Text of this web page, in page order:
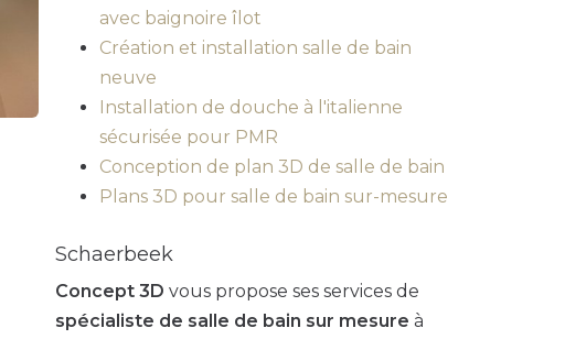
avec baignoire îlot
Création et installation salle de bain
neuve
Installation de douche à l'italienne
sécurisée pour PMR
Conception de plan 3D de salle de bain
Plans 3D pour salle de bain sur-mesure
Schaerbeek
Concept 3D vous propose ses services de
spécialiste de salle de bain sur mesure à